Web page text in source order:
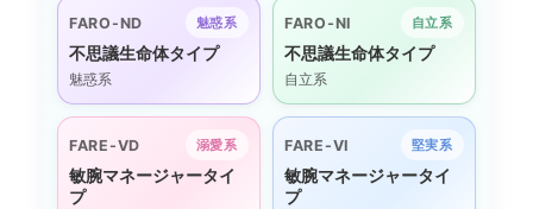
FARO-ND 魅惑系
不思議生命体タイプ
魅惑系
FARO-NI 自立系
不思議生命体タイプ
自立系
FARE-VD 溺愛系
敏腕マネージャータイ
プ
FARE-VI 堅実系
敏腕マネージャータイ
プ